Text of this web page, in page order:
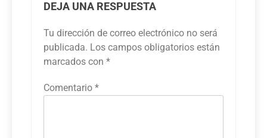
DEJA UNA RESPUESTA
Tu dirección de correo electrónico no será
publicada. Los campos obligatorios están
marcados con *
Comentario *